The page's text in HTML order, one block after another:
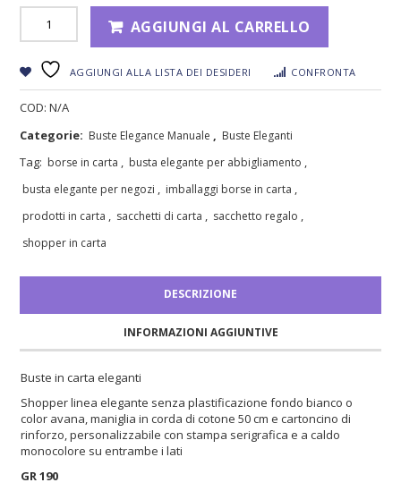
AGGIUNGI AL CARRELLO
AGGIUNGI ALLA LISTA DEI DESIDERI CONFRONTA
COD: N/A
Categorie: Buste Elegance Manuale , Buste Eleganti
Tag: borse in carta , busta elegante per abbigliamento ,
busta elegante per negozi , imballaggi borse in carta ,
prodotti in carta , sacchetti di carta , sacchetto regalo ,
shopper in carta
DESCRIZIONE
INFORMAZIONI AGGIUNTIVE
Buste in carta eleganti
Shopper linea elegante senza plastificazione fondo bianco o
color avana, maniglia in corda di cotone 50 cm e cartoncino di
rinforzo, personalizzabile con stampa serigrafica e a caldo
monocolore su entrambe i lati
GR 190